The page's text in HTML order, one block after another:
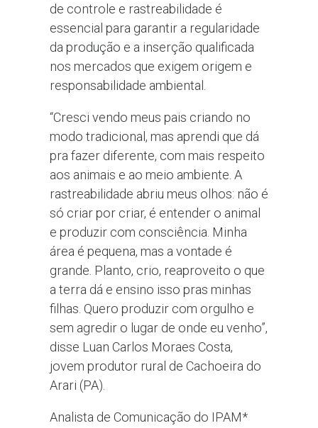
de controle e rastreabilidade é
essencial para garantir a regularidade
da produção e a inserção qualificada
nos mercados que exigem origem e
responsabilidade ambiental.
“Cresci vendo meus pais criando no
modo tradicional, mas aprendi que dá
pra fazer diferente, com mais respeito
aos animais e ao meio ambiente. A
rastreabilidade abriu meus olhos: não é
só criar por criar, é entender o animal
e produzir com consciência. Minha
área é pequena, mas a vontade é
grande. Planto, crio, reaproveito o que
a terra dá e ensino isso pras minhas
filhas. Quero produzir com orgulho e
sem agredir o lugar de onde eu venho”,
disse Luan Carlos Moraes Costa,
jovem produtor rural de Cachoeira do
Arari (PA).
Analista de Comunicação do IPAM*